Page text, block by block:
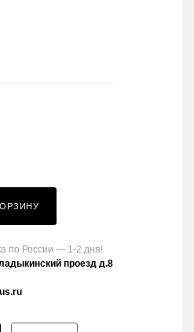
по России — 1-2 дня!
проезд д.8